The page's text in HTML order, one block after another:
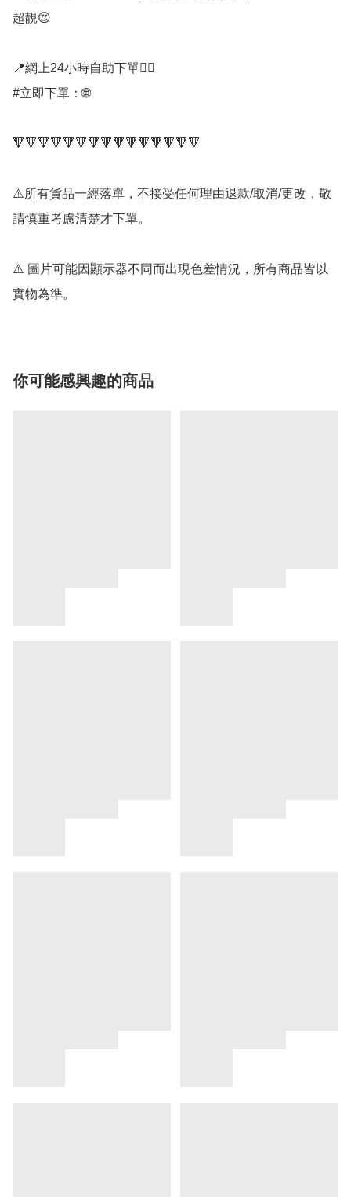
超靚😍
📍網上24小時自助下單👍🏻
#立即下單：🌐
🔻🔻🔻🔻🔻🔻🔻🔻🔻🔻🔻🔻🔻🔻🔻
⚠️所有貨品一經落單，不接受任何理由退款/取消/更改，敬
請慎重考慮清楚才下單。
⚠️ 圖片可能因顯示器不同而出現色差情況，所有商品皆以
實物為準。
你可能感興趣的商品